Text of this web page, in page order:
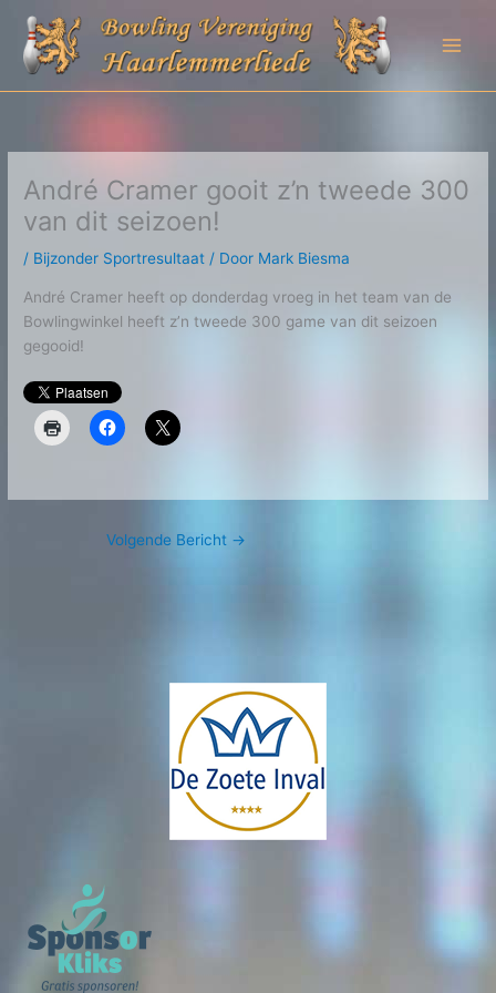
naar
André Cramer gooit z’n tweede 300
van dit seizoen!
/ Bijzonder Sportresultaat / Door Mark Biesma
André Cramer heeft op donderdag vroeg in het team van de
Bowlingwinkel heeft z’n tweede 300 game van dit seizoen
gegooid!
Volgende Bericht →